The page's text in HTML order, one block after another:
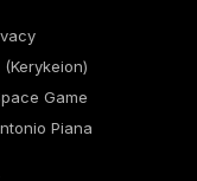
Game
Piana